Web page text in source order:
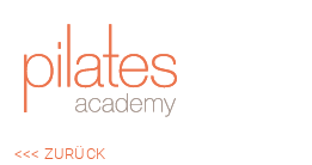
<<< ZURÜCK